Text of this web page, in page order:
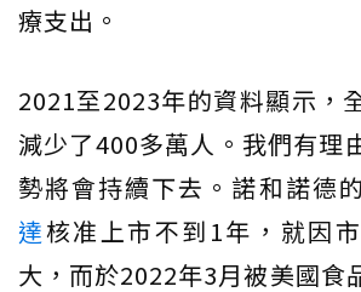
療支出。
2021至2023年的資料顯示，
減少了400多萬人。我們有理
勢將會持續下去。諾和諾德
達核准上市不到1年，就因
大，而於2022年3月被美國食